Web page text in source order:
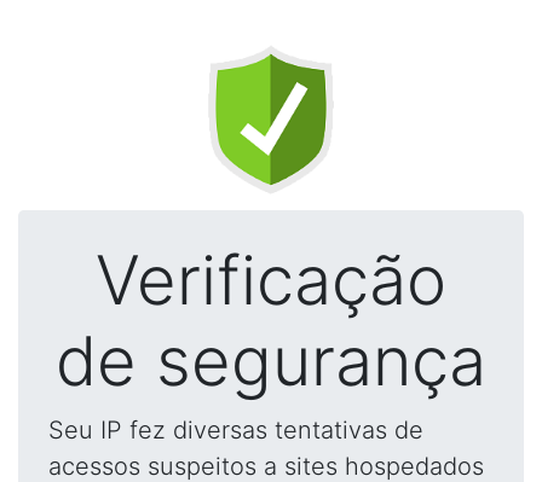
Verificação
de segurança
Seu IP fez diversas tentativas de
acessos suspeitos a sites hospedados